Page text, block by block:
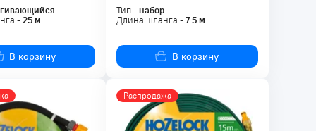
-25м
В корзину
Тип -набор
Длина шланга -7.5м
В корзину
Распродажа